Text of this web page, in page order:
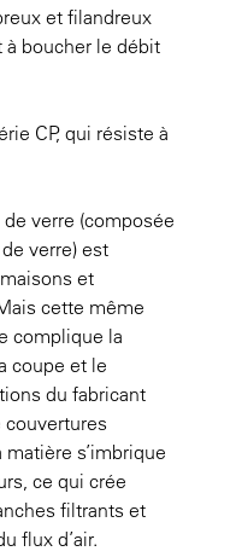
et filandreux
à boucher le débit
CP, qui résiste à
verre (composée
verre) est
et
cette même
complique la
coupe et le
du fabricant
s’imbrique
ce qui crée
filtrants et
flux d’air.